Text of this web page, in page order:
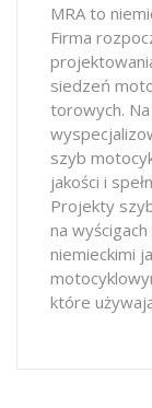
MRA to
Firma
siedzeń
torowych.
szyb
jakości i
Projekty
na
niemieckimi
które